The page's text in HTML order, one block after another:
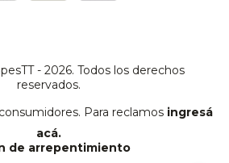
- 2026. Todos los derechos
reservados.
Para reclamos ingresá
acá.
de arrepentimiento